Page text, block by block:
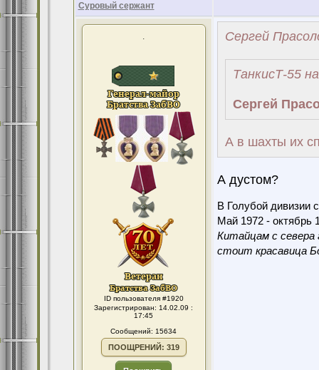
Суровый сержант
.
ID пользователя #1920
Зарегистрирован: 14.02.09 :
17:45
Сообщений: 15634
ПООЩРЕНИЙ: 319
Сергей
ТанкисТ-55
Сергей
А в шахты их
А дустом?
В Голубой дивизии
Май 1972 - октябрь
Китайцам с севера
стоит красавица